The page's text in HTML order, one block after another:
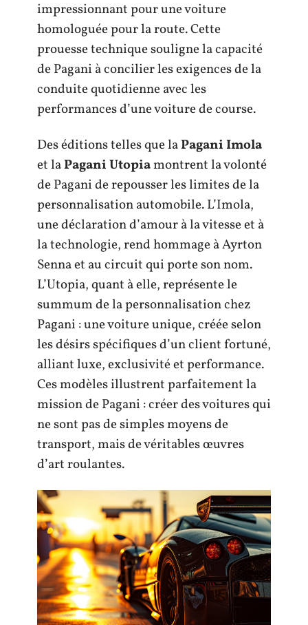
impressionnant pour une voiture
homologuée pour la route. Cette
prouesse technique souligne la capacité
de Pagani à concilier les exigences de la
conduite quotidienne avec les
performances d’une voiture de course.
Des éditions telles que laPagani Imola
et laPagani Utopiamontrent la volonté
de Pagani de repousser les limites de la
personnalisation automobile. L’Imola,
une déclaration d’amour à la vitesse et à
la technologie, rend hommage à Ayrton
Senna et au circuit qui porte son nom.
L’Utopia, quant à elle, représente le
summum de la personnalisation chez
Pagani : une voiture unique, créée selon
les désirs spécifiques d’un client fortuné,
alliant luxe, exclusivité et performance.
Ces modèles illustrent parfaitement la
mission de Pagani : créer des voitures qui
ne sont pas de simples moyens de
transport, mais de véritables œuvres
d’art roulantes.